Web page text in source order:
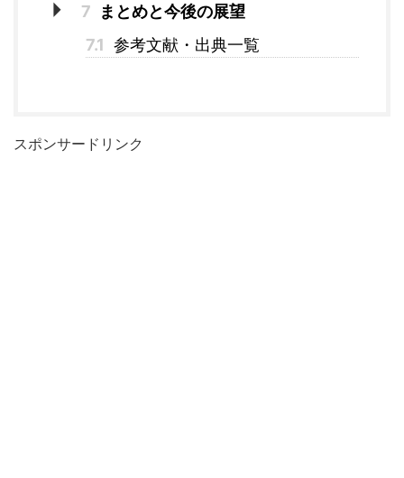
7
まとめと今後の展望
7.1 参考文献・出典一覧
スポンサードリンク